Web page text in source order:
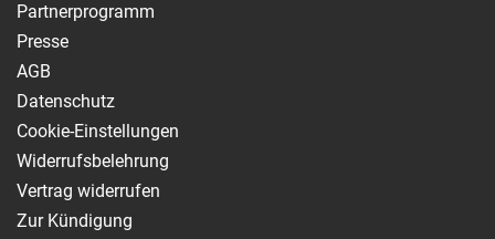
Partnerprogramm
Presse
AGB
Datenschutz
Cookie-Einstellungen
Widerrufsbelehrung
Vertrag widerrufen
Zur Kündigung